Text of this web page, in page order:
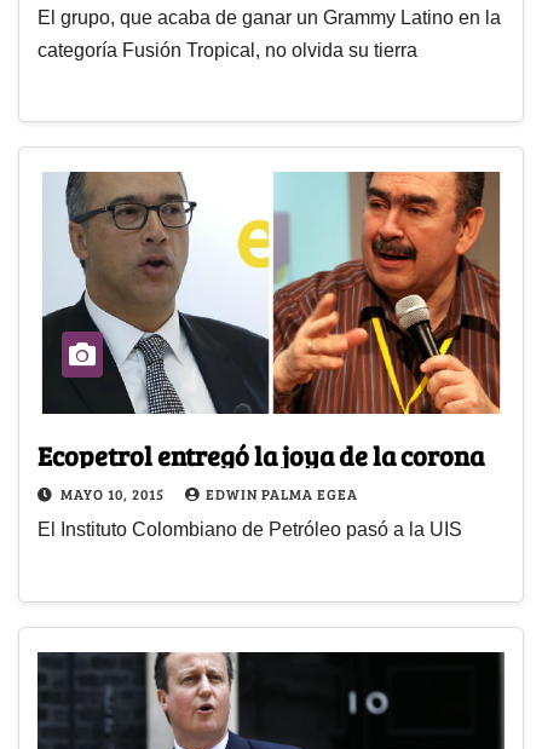
El grupo, que acaba de ganar un Grammy Latino en la
categoría Fusión Tropical, no olvida su tierra
Ecopetrol entregó la joya de la corona
MAYO 10, 2015 EDWIN PALMA EGEA
El Instituto Colombiano de Petróleo pasó a la UIS